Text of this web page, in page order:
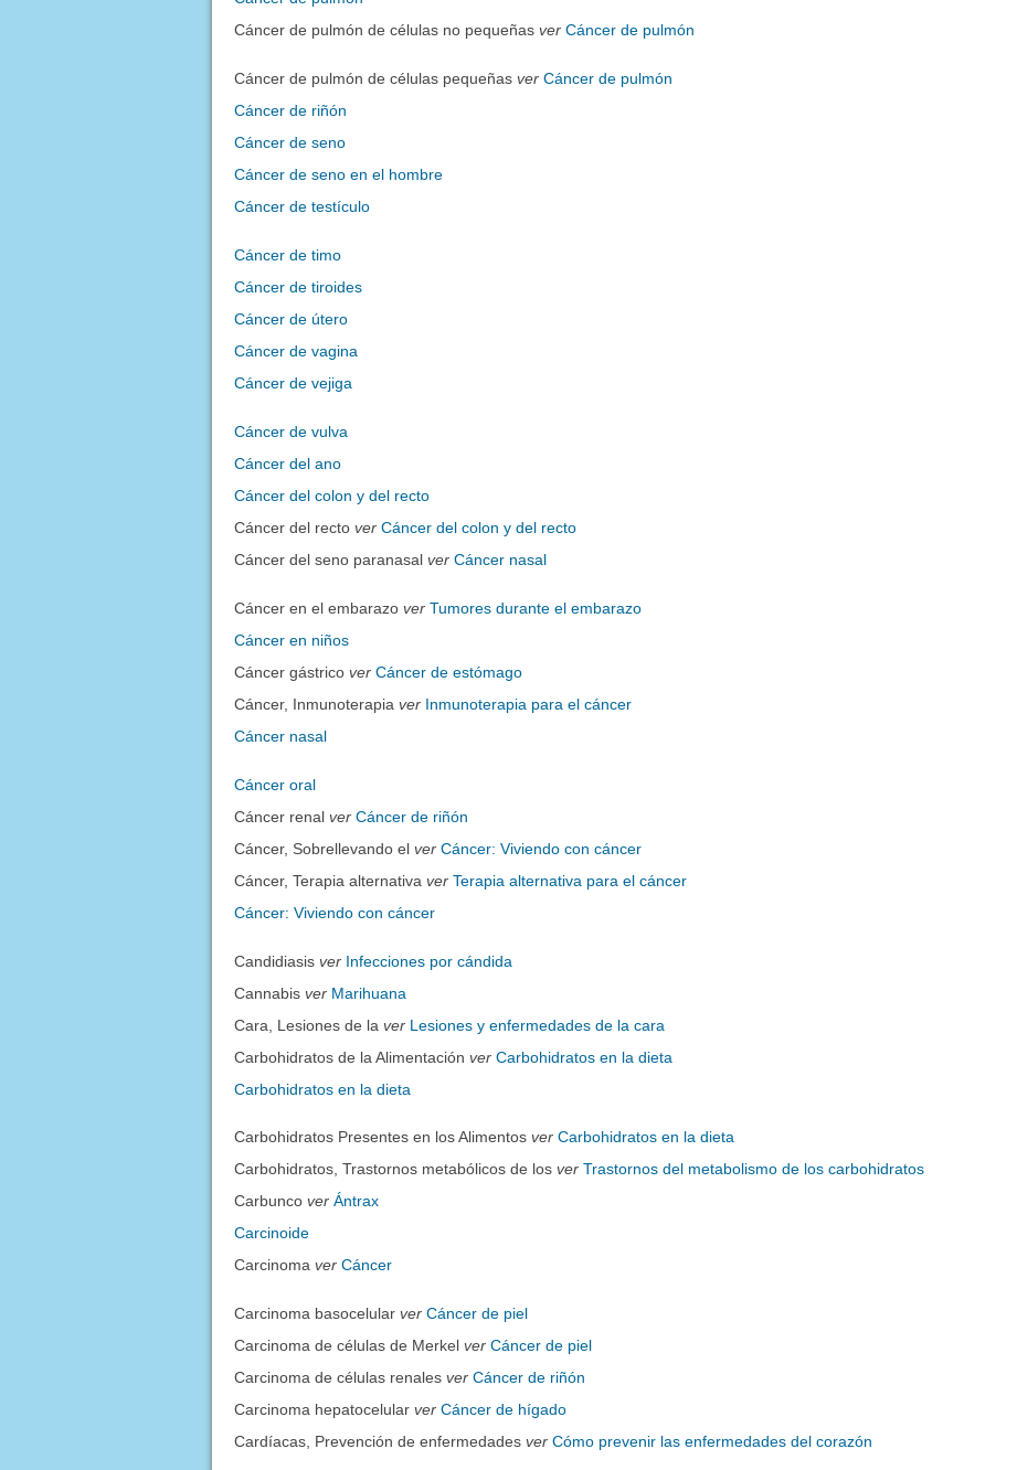
Cáncer de pulmón de células no pequeñas ver Cáncer de pulmón
Cáncer de pulmón de células pequeñas ver Cáncer de pulmón
Cáncer de riñón
Cáncer de seno
Cáncer de seno en el hombre
Cáncer de testículo
Cáncer de timo
Cáncer de tiroides
Cáncer de útero
Cáncer de vagina
Cáncer de vejiga
Cáncer de vulva
Cáncer del ano
Cáncer del colon y del recto
Cáncer del recto ver Cáncer del colon y del recto
Cáncer del seno paranasal ver Cáncer nasal
Cáncer en el embarazo ver Tumores durante el embarazo
Cáncer en niños
Cáncer gástrico ver Cáncer de estómago
Cáncer, Inmunoterapia ver Inmunoterapia para el cáncer
Cáncer nasal
Cáncer oral
Cáncer renal ver Cáncer de riñón
Cáncer, Sobrellevando el ver Cáncer: Viviendo con cáncer
Cáncer, Terapia alternativa ver Terapia alternativa para el cáncer
Cáncer: Viviendo con cáncer
Candidiasis ver Infecciones por cándida
Cannabis ver Marihuana
Cara, Lesiones de la ver Lesiones y enfermedades de la cara
Carbohidratos de la Alimentación ver Carbohidratos en la dieta
Carbohidratos en la dieta
Carbohidratos Presentes en los Alimentos ver Carbohidratos en la dieta
Carbohidratos, Trastornos metabólicos de los ver Trastornos del metabolismo de los carbohidratos
Carbunco ver Ántrax
Carcinoide
Carcinoma ver Cáncer
Carcinoma basocelular ver Cáncer de piel
Carcinoma de células de Merkel ver Cáncer de piel
Carcinoma de células renales ver Cáncer de riñón
Carcinoma hepatocelular ver Cáncer de hígado
Cardíacas, Prevención de enfermedades ver Cómo prevenir las enfermedades del corazón